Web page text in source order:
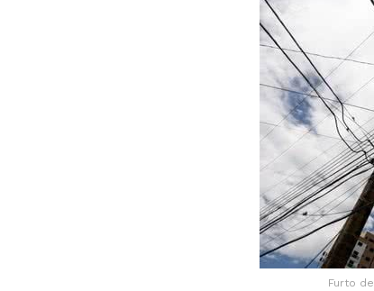
Furto